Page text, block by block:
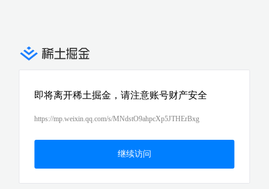
即将离开稀土掘金，请注意账号财产安全
https://mp.weixin.qq.com/s/MNdstO9ahpcXp5JTHErBxg
继续访问